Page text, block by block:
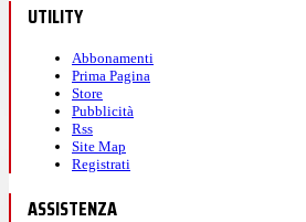
UTILITY
Abbonamenti
Prima Pagina
Store
Pubblicità
Rss
Site Map
Registrati
ASSISTENZA